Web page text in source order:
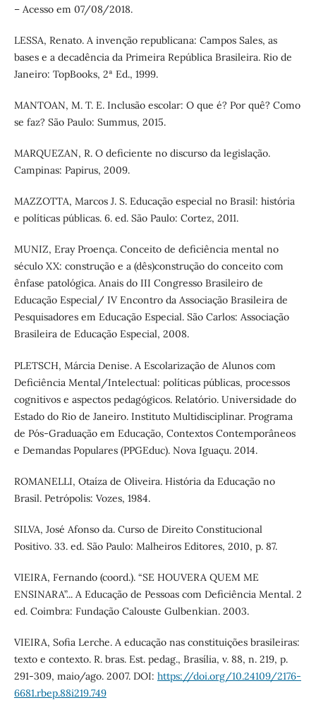
– Acesso em 07/08/2018.
LESSA, Renato. A invenção republicana: Campos Sales, as
bases e a decadência da Primeira República Brasileira. Rio de
Janeiro: TopBooks, 2ª Ed., 1999.
MANTOAN, M. T. E. Inclusão escolar: O que é? Por quê? Como
se faz? São Paulo: Summus, 2015.
MARQUEZAN, R. O deficiente no discurso da legislação.
Campinas: Papirus, 2009.
MAZZOTTA, Marcos J. S. Educação especial no Brasil: história
e políticas públicas. 6. ed. São Paulo: Cortez, 2011.
MUNIZ, Eray Proença. Conceito de deficiência mental no
século XX: construção e a (dês)construção do conceito com
ênfase patológica. Anais do III Congresso Brasileiro de
Educação Especial/ IV Encontro da Associação Brasileira de
Pesquisadores em Educação Especial. São Carlos: Associação
Brasileira de Educação Especial, 2008.
PLETSCH, Márcia Denise. A Escolarização de Alunos com
Deficiência Mental/Intelectual: políticas públicas, processos
cognitivos e aspectos pedagógicos. Relatório. Universidade do
Estado do Rio de Janeiro. Instituto Multidisciplinar. Programa
de Pós-Graduação em Educação, Contextos Contemporâneos
e Demandas Populares (PPGEduc). Nova Iguaçu. 2014.
ROMANELLI, Otaíza de Oliveira. História da Educação no
Brasil. Petrópolis: Vozes, 1984.
SILVA, José Afonso da. Curso de Direito Constitucional
Positivo. 33. ed. São Paulo: Malheiros Editores, 2010, p. 87.
VIEIRA, Fernando (coord.). “SE HOUVERA QUEM ME
ENSINARA”... A Educação de Pessoas com Deficiência Mental. 2
ed. Coimbra: Fundação Calouste Gulbenkian. 2003.
VIEIRA, Sofia Lerche. A educação nas constituições brasileiras:
texto e contexto. R. bras. Est. pedag., Brasília, v. 88, n. 219, p.
291-309, maio/ago. 2007. DOI: https://doi.org/10.24109/2176-
6681.rbep.88i219.749